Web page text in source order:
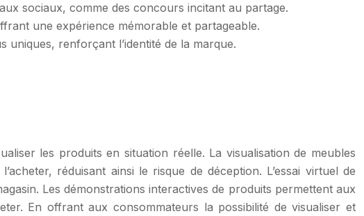
sociaux, comme des concours incitant au partage.
une expérience mémorable et partageable.
renforçant l’identité de la marque.
les produits en situation réelle. La visualisation de meubles
réduisant ainsi le risque de déception. L’essai virtuel de
Les démonstrations interactives de produits permettent aux
En offrant aux consommateurs la possibilité de visualiser et